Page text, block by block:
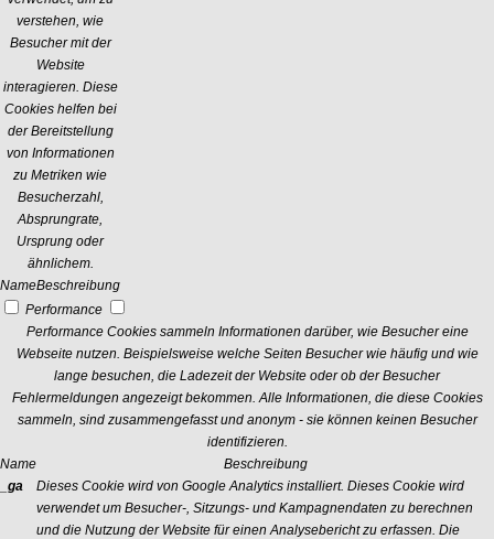
verstehen, wie
Besucher mit der
Website
interagieren. Diese
Cookies helfen bei
der Bereitstellung
von Informationen
zu Metriken wie
Besucherzahl,
Absprungrate,
Ursprung oder
ähnlichem.
NameBeschreibung
Performance
Performance Cookies sammeln Informationen darüber, wie Besucher eine
Webseite nutzen. Beispielsweise welche Seiten Besucher wie häufig und wie
lange besuchen, die Ladezeit der Website oder ob der Besucher
Fehlermeldungen angezeigt bekommen. Alle Informationen, die diese Cookies
sammeln, sind zusammengefasst und anonym - sie können keinen Besucher
identifizieren.
Name
Beschreibung
_ga
Dieses Cookie wird von Google Analytics installiert. Dieses Cookie wird
verwendet um Besucher-, Sitzungs- und Kampagnendaten zu berechnen
und die Nutzung der Website für einen Analysebericht zu erfassen. Die